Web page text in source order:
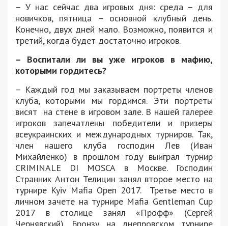
– У нас сейчас два игровых дня: среда – для
новичков, пятница – основной клубный день.
Конечно, двух дней мало. Возможно, появится и
третий, когда будет достаточно игроков.
– Воспитали ли вы уже игроков в мафию,
которыми гордитесь?
– Каждый год мы заказываем портреты членов
клуба, которыми мы гордимся. Эти портреты
висят на стене в игровом зале. В нашей галерее
игроков запечатлены победители и призеры
всеукраинских и международных турниров. Так,
член нашего клуба господин Лев (Иван
Михайленко) в прошлом году выиграл турнир
CRIMINALE DI MOSCA в Москве. Господин
Странник Антон Телицин занял второе место на
турнире Kyiv Mafia Open 2017. Третье место в
личном зачете на турнире Mafia Gentleman Cup
2017 в столице занял «Профф» (Сергей
Чернявский). Бронзу на днепровском турнире